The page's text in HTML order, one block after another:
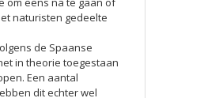
naturisten gedeelte
de Spaanse
in theorie toegestaan
Een aantal
dit echter wel